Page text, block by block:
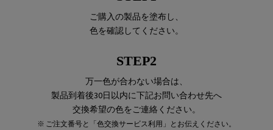
ご購入の製品を塗布し、
色を確認してください。
STEP2
万一色が合わない場合は、
製品到着後30日以内に下記お問い合わせ先へ
交換希望の色をご連絡ください。
※ ご注文番号と「色交換サービス利用」とお伝えください。